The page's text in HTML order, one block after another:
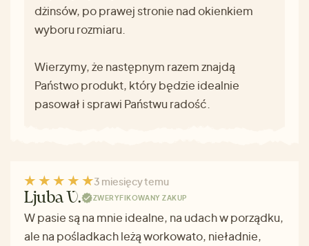
dżinsów, po prawej stronie nad okienkiem
wyboru rozmiaru.
Wierzymy, że następnym razem znajdą
Państwo produkt, który będzie idealnie
pasował i sprawi Państwu radość.
3 miesięcy temu
Ljuba V. ZWERYFIKOWANY ZAKUP
W pasie są na mnie idealne, na udach w porządku,
ale na pośladkach leżą workowato, nieładnie,